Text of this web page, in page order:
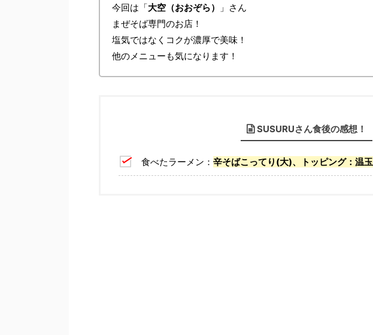
今回は「大空（おおぞら）
」さん
まぜそば専門のお店！
塩気ではなくコクが濃厚で美味！
他のメニューも気になります！
SUSURUさん食後の感想！
食べたラーメン： 辛そばこってり(大)、トッピング：温玉